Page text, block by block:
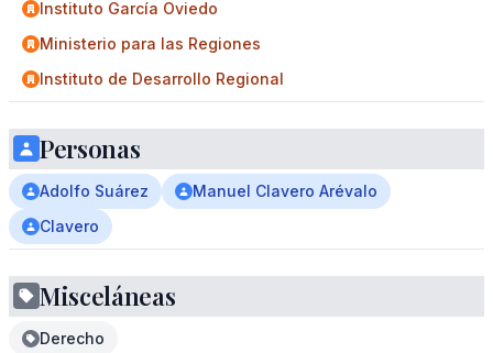
Instituto García Oviedo
Ministerio para las Regiones
Instituto de Desarrollo Regional
Personas
Adolfo Suárez
Manuel Clavero Arévalo
Clavero
Misceláneas
Derecho